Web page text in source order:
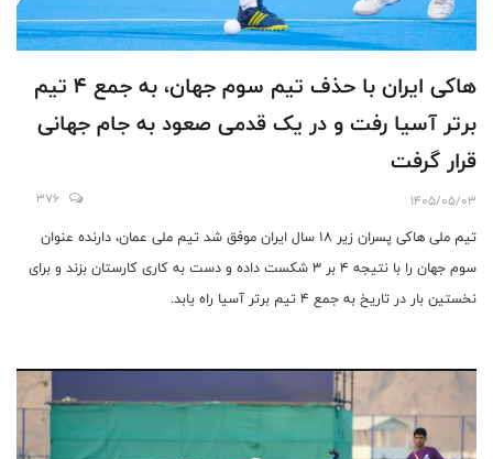
هاکی ایران با حذف تیم سوم جهان، به جمع ۴ تیم
برتر آسیا رفت و در یک قدمی صعود به جام جهانی
قرار گرفت
1405/05/03
376
تیم ملی هاکی پسران زیر ۱۸ سال ایران موفق شد تیم ملی عمان، دارنده عنوان
سوم جهان را با نتیجه ۴ بر ۳ شکست داده و دست به کاری کارستان بزند و برای
نخستین بار در تاریخ به جمع ۴ تیم برتر آسیا راه یابد.